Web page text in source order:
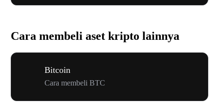
Cara membeli aset kripto lainnya
Bitcoin
Cara membeli BTC